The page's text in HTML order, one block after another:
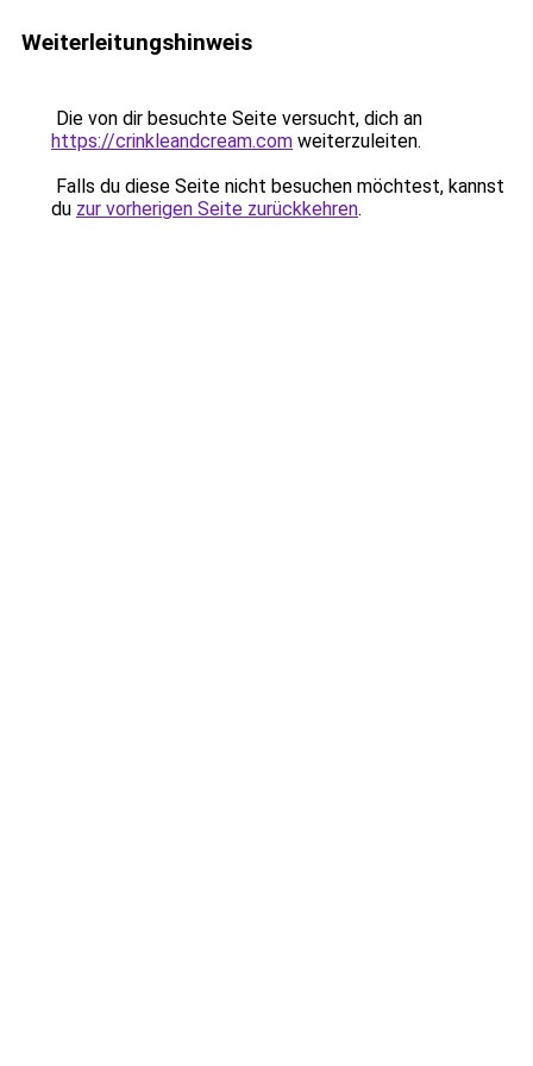
Weiterleitungshinweis
Die von dir besuchte Seite versucht, dich an
https://crinkleandcream.com weiterzuleiten.
Falls du diese Seite nicht besuchen möchtest, kannst
du zur vorherigen Seite zurückkehren.